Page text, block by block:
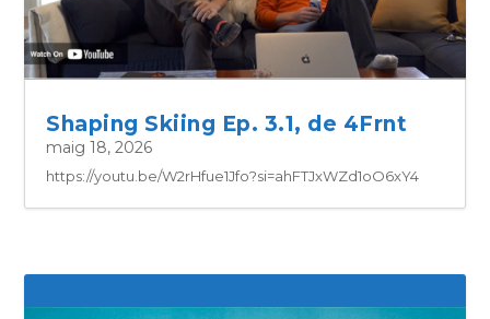
Shaping Skiing Ep. 3.1, de 4Frnt
maig 18, 2026
https://youtu.be/W2rHfue1Jfo?si=ahFTJxWZd1oO6xY4